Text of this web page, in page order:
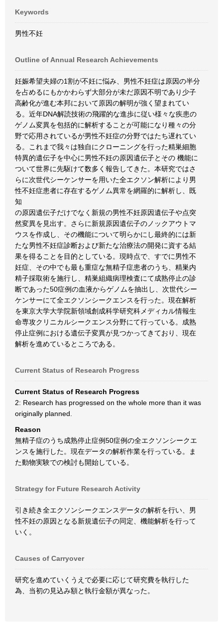
Keywords
男性不妊
Outline of Annual Research Achievements
妊娠希望夫婦の1割が不妊に悩み、男性不妊症は原因の半分
を占めるにもかかわらず大部分が未だ原因不明であり少子
高齢化が進む本邦において原因の解明が強く望まれてい
る。近年DNA解読技術の飛躍的な進歩に従い様々な疾患の
ゲノム変異を包括的に解析することが可能になり種々の分
野で応用されているが男性不妊症の分野ではたち遅れてい
る。これまで我々は独自にクローニングを行った精巣細胞
特異的遺伝子を中心に男性不妊の原因遺伝子とその 機能に
ついて世界に先駆けて数多く報告してきた。本研究ではさ
らに次世代シーケンサーを用いた全エクソン解析により男
性不妊症患者に存在するゲノム異常を網羅的に解析し、既
知
の原因遺伝子だけでなく新規の男性不妊原因遺伝子や点突
然変異を見出す。さらに新規原因遺伝子のノックアウトマ
ウスを作成し、その機能について明らかにし最終的には新
たな男性不妊症診断および新たな治療法の開発に資する結
果を得ることを目的としている。現時点で、すでに男性不
妊症、その中でも最も重症な無精子症患者のうち、精巣内
精子採取術を施行し、精巣組織病理検査にて成熟停止の診
断であった50症例の血液からゲノムを抽出し、次世代シー
ケンサーにて全エクソンシークエンスを行った。現在解析
を東京大学大学院新領域創成科学研究科メディカル情報生
命専攻クリニカルシークエンス分野にて行っている。成熟
停止症例における遺伝子変異が見つかってきており、現在
解析を進めているところである。
Current Status of Research Progress
Current Status of Research Progress
2: Research has progressed on the whole more than it was
originally planned.
Reason
無精子症のうち成熟停止症例50症例の全エクソンシークエ
ンスを施行した。現在データの解析作業を行っている。ま
た動物実験での検討も開始している。
Strategy for Future Research Activity
引き続き全エクソンシークエンスデータの解析を行い、男
性不妊の原因となる新規遺伝子の同定、機能解析を行って
いく。
Causes of Carryover
研究を進めていくうえで必要に応じて研究費を執行した
為、当初の見込み額と執行金額が異なった。